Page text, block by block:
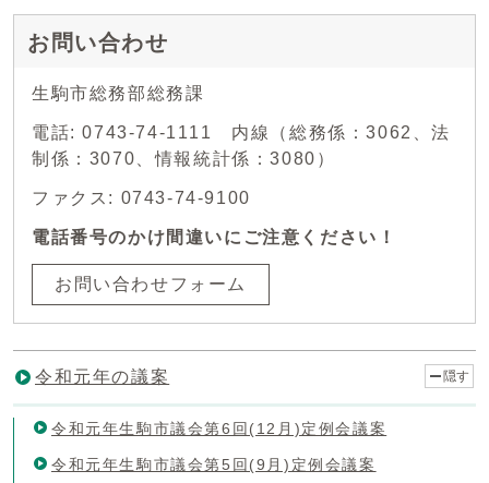
お問い合わせ
生駒市総務部総務課
電話: 0743-74-1111 内線（総務係：3062、法
制係：3070、情報統計係：3080）
ファクス: 0743-74-9100
電話番号のかけ間違いにご注意ください！
お問い合わせフォーム
令和元年の議案 隠す
令和元年生駒市議会第6回(12月)定例会議案
令和元年生駒市議会第5回(9月)定例会議案